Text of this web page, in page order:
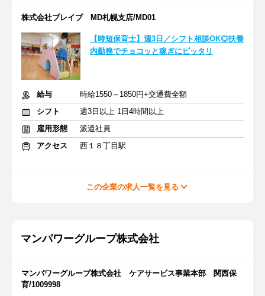
株式会社ブレイブ MD札幌支店/MD01
【時短保育士】週3日／シフト相談OK◎扶養
内勤務でチョコッと稼ぎにピッタリ
給与
時給1550～1850円+交通費全額
シフト
週3日以上 1日4時間以上
雇用形態
派遣社員
アクセス
西１８丁目駅
この企業の求人一覧を見る
マンパワーグループ株式会社
マンパワーグループ株式会社 ケアサービス事業本部 関西保
育/1009998